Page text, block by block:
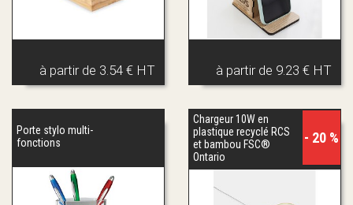
à partir de 3.54 € HT à partir de 9.23 € HT
Porte stylo multi-
fonctions
Chargeur 10W en
plastique recyclé RCS
et bambou FSC®
Ontario
- 20 %